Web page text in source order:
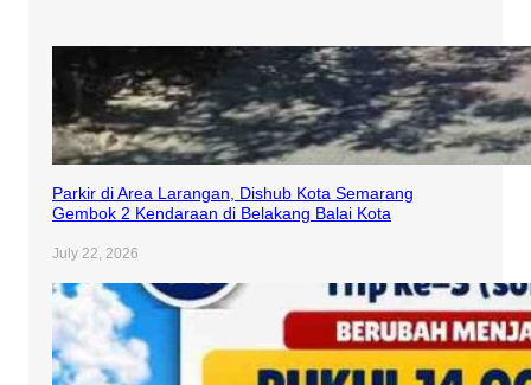
Parkir di Area Larangan, Dishub Kota Semarang
Gembok 2 Kendaraan di Belakang Balai Kota
July 22, 2026